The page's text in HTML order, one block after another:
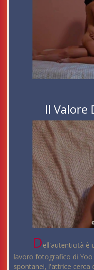
Il
Dell'autenticità è
lavoro fotografico di
spontanei, l'attrice cerca